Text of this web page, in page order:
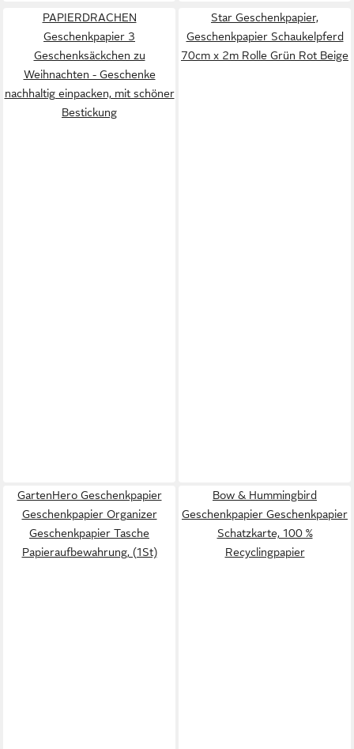
PAPIERDRACHEN
Geschenkpapier 3
Geschenksäckchen zu
Weihnachten - Geschenke
nachhaltig einpacken, mit schöner
Bestickung
Star Geschenkpapier,
Geschenkpapier Schaukelpferd
70cm x 2m Rolle Grün Rot Beige
GartenHero Geschenkpapier
Geschenkpapier Organizer
Geschenkpapier Tasche
Papieraufbewahrung, (1St)
Bow & Hummingbird
Geschenkpapier Geschenkpapier
Schatzkarte, 100 %
Recyclingpapier